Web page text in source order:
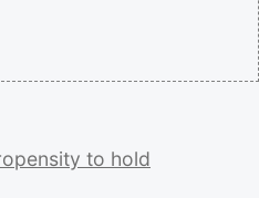
to hold